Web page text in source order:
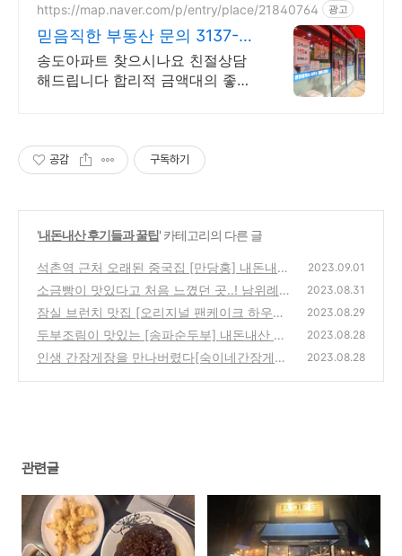
https://map.naver.com/p/entry/place/21840764 광고
믿음직한 부동산 문의 3137-
3436
송도아파트 찾으시나요 친절상담
해드립니다 합리적 금액대의 좋은
공감 구독하기
'내돈내산 후기들과 꿀팁' 카테고리의 다른 글
석촌역 근처 오래된 중국집 [만당홍] 내돈내산
솔직후기?!
(2)
2023.09.01
소금빵이 맛있다고 처음 느꼈던 곳..! 남위례역
[로프베이커리앤커피]
(2)
2023.08.31
잠실 브런치 맛집 [오리지널 팬케이크 하우스]
메뉴 추천~!
(0)
2023.08.29
두부조림이 맛있는 [송파순두부] 내돈내산 후
기?!
(0)
2023.08.28
인생 간장게장을 만나버렸다[숙이네간장게장]
2023.08.28
관련글